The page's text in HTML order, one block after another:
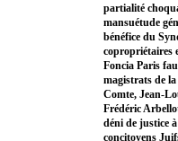
partialité
mansuétude
bénéfice du
copropriétaires
Foncia Paris
magistrats de
Comte, Jean-
Frédéric
déni de justice
concitoyens